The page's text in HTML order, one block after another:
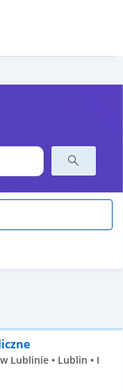
Lublinie • Lublin • I